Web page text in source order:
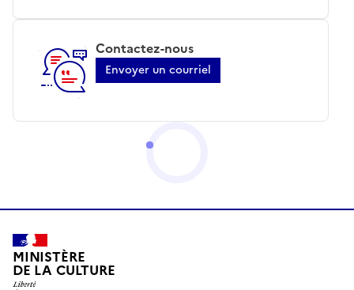
Contactez-nous
Envoyer un courriel
MINISTÈRE
DE LA CULTURE